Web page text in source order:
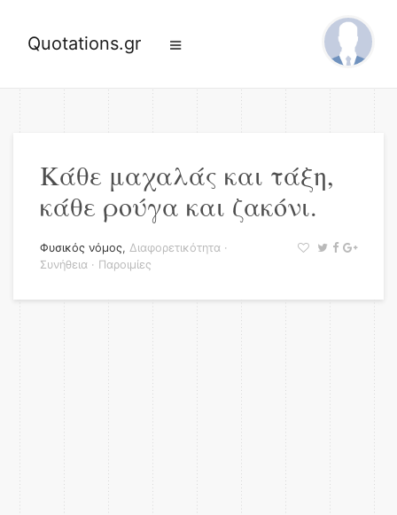
Quotations.gr
Κάθε μαχαλάς και τάξη,
κάθε ρούγα και ζακόνι.
Φυσικός νόμος, Διαφορετικότητα ·
Συνήθεια · Παροιμίες